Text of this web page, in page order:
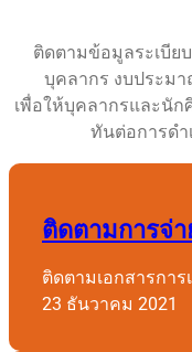
ติดตามข้อมูลระเบีย
บุคลากร งบประม
เพื่อให้บุคลากรและนัก
ทันต่อการดำ
ติดตามการจ่า
ติดตามเอกสารการ
23 ธันวาคม 2021